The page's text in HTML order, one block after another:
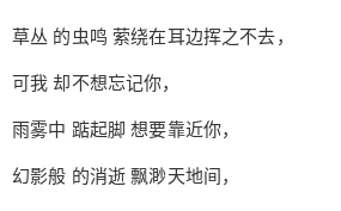
草丛 的虫鸣 萦绕在耳边挥之不去，
可我 却不想忘记你，
雨雾中 踮起脚 想要靠近你，
幻影般 的消逝 飘渺天地间，